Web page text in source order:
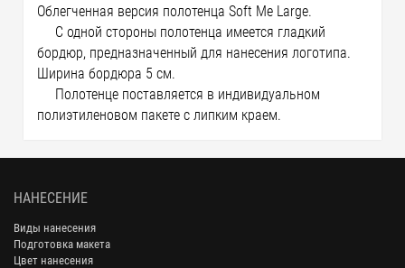
Облегченная версия полотенцаSoft Me Large.
С одной стороны полотенца имеется гладкий
бордюр, предназначенный для нанесения логотипа.
Ширина бордюра 5 см.
Полотенце поставляется в индивидуальном
полиэтиленовом пакете с липким краем.
НАНЕСЕНИЕ
Виды нанесения
Подготовка макета
Цвет нанесения